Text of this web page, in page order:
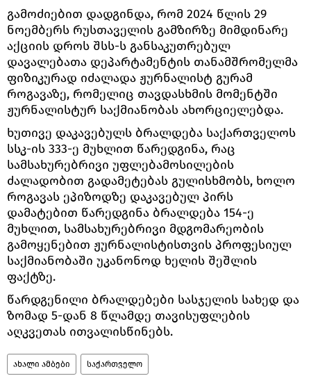
გამოძიებით დადგინდა, რომ 2024 წლის 29
ნოემბერს რუსთაველის გამზირზე მიმდინარე
აქციის დროს შსს-ს განსაკუთრებულ
დავალებათა დეპარტამენტის თანამშრომელმა
ფიზიკურად იძალადა ჟურნალისტ გურამ
როგავაზე, რომელიც თავდასხმის მომენტში
ჟურნალისტურ საქმიანობას ახორციელებდა.
ხუთივე დაკავებულს ბრალდება საქართველოს
სსკ-ის 333-ე მუხლით წარედგინა, რაც
სამსახურებრივი უფლებამოსილების
ძალადობით გადამეტებას გულისხმობს, ხოლო
როგავას ეპიზოდზე დაკავებულ პირს
დამატებით წარედგინა ბრალდება 154-ე
მუხლით, სამსახურებრივი მდგომარეობის
გამოყენებით ჟურნალისტისთვის პროფესიულ
საქმიანობაში უკანონოდ ხელის შეშლის
ფაქტზე.
წარდგენილი ბრალდებები სასჯელის სახედ და
ზომად 5-დან 8 წლამდე თავისუფლების
აღკვეთას ითვალისწინებს.
ახალი ამბები საქართველო